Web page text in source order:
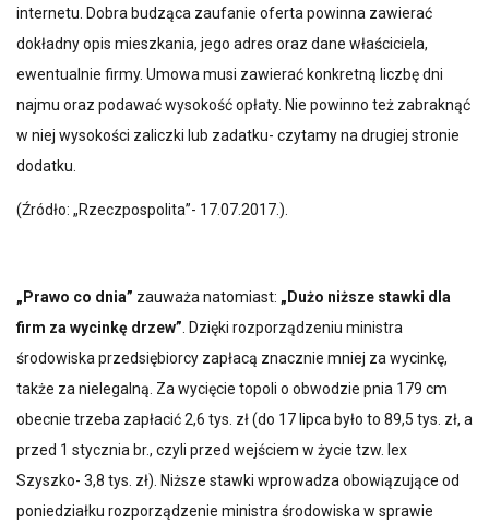
internetu. Dobra budząca zaufanie oferta powinna zawierać
dokładny opis mieszkania, jego adres oraz dane właściciela,
ewentualnie firmy. Umowa musi zawierać konkretną liczbę dni
najmu oraz podawać wysokość opłaty. Nie powinno też zabraknąć
w niej wysokości zaliczki lub zadatku- czytamy na drugiej stronie
dodatku.
(Źródło: „Rzeczpospolita”- 17.07.2017.).
„Prawo co dnia” zauważa natomiast: „Dużo niższe stawki dla
firm za wycinkę drzew” . Dzięki rozporządzeniu ministra
środowiska przedsiębiorcy zapłacą znacznie mniej za wycinkę,
także za nielegalną. Za wycięcie topoli o obwodzie pnia 179 cm
obecnie trzeba zapłacić 2,6 tys. zł (do 17 lipca było to 89,5 tys. zł, a
przed 1 stycznia br., czyli przed wejściem w życie tzw. lex
Szyszko- 3,8 tys. zł). Niższe stawki wprowadza obowiązujące od
poniedziałku rozporządzenie ministra środowiska w sprawie